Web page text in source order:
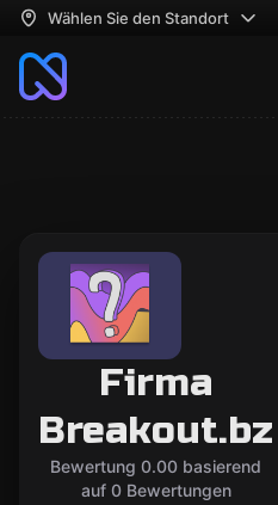
Wählen Sie den Standort
Firma
Breakout.bz
Bewertung 0.00 basierend
auf 0 Bewertungen